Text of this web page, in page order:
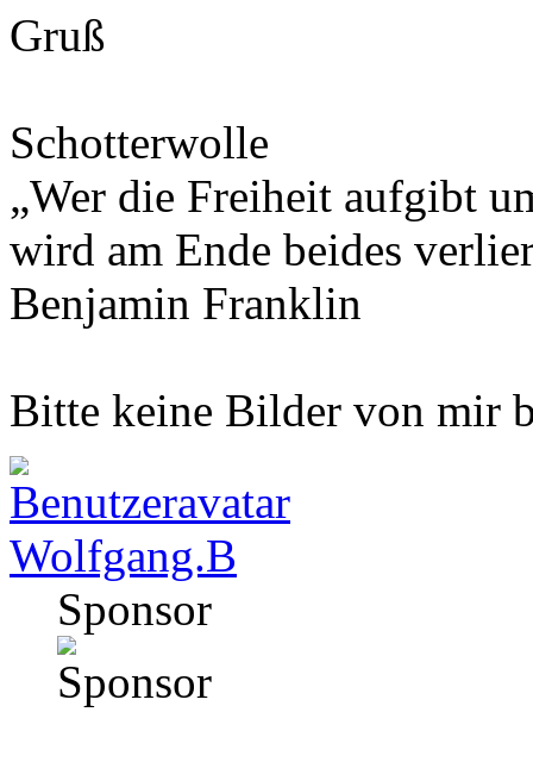
Gruß
Schotterwolle
„Wer die Freiheit aufgibt
wird am Ende beides
Benjamin Franklin
Bitte keine Bilder von mir
Wolfgang.B
Sponsor